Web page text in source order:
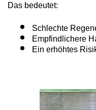
Das bedeutet:
Schlechte
Empfindlichere
Ein erhöhtes